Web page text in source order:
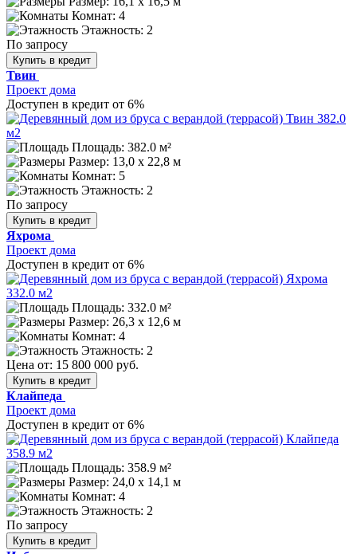
Комнат: 4
Этажность: 2
По запросу
Купить в кредит
Твин
Проект дома
Доступен в кредит от 6%
Площадь: 382.0 м²
Размер: 13,0 х 22,8 м
Комнат: 5
Этажность: 2
По запросу
Купить в кредит
Яхрома
Проект дома
Доступен в кредит от 6%
Площадь: 332.0 м²
Размер: 26,3 х 12,6 м
Комнат: 4
Этажность: 2
Цена от: 15 800 000 руб.
Купить в кредит
Клайпеда
Проект дома
Доступен в кредит от 6%
Площадь: 358.9 м²
Размер: 24,0 х 14,1 м
Комнат: 4
Этажность: 2
По запросу
Купить в кредит